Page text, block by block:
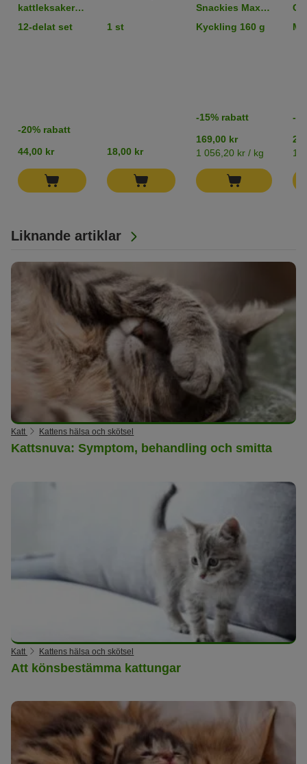
Liknande artiklar
Katt Kattens hälsa och skötsel
Kattsnuva: Symptom, behandling och smitta
Katt Kattens hälsa och skötsel
Att könsbestämma kattungar
kattleksaker i
set
12-delat set
-20% rabatt
44,00 kr
1 st
18,00 kr
Snackies Maxi
Tube -
frystorkat
Kyckling 160 g
-15% rabatt
169,00 kr
1 056,20 kr / kg
x
-